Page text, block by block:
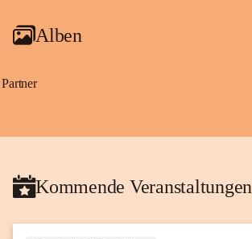
Alben
Partner
Kommende Veranstaltungen